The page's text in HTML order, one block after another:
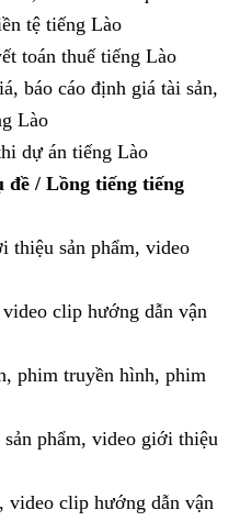
tệ tiếng Lào
toán thuế tiếng Lào
báo cáo định giá tài sản,
Lào
dự án tiếng Lào
/ Lồng tiếng tiếng
thiệu sản phẩm, video
clip hướng dẫn vận
phim truyền hình, phim
phẩm, video giới thiệu
clip hướng dẫn vận